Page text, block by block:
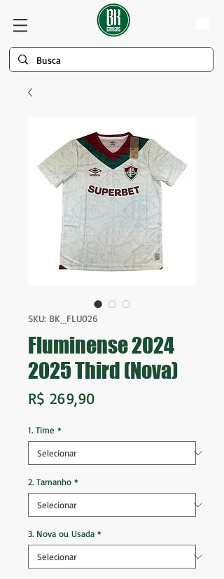
SKU: BK_FLU026
Fluminense 2024
2025 Third (Nova)
R$ 269,90Preço
1. Time *
2. Tamanho *
3. Nova ou Usada *